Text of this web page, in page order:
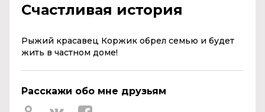
Счастливая история
Рыжий красавец Коржик обрел семью и будет
жить в частном доме!
Расскажи обо мне друзьям